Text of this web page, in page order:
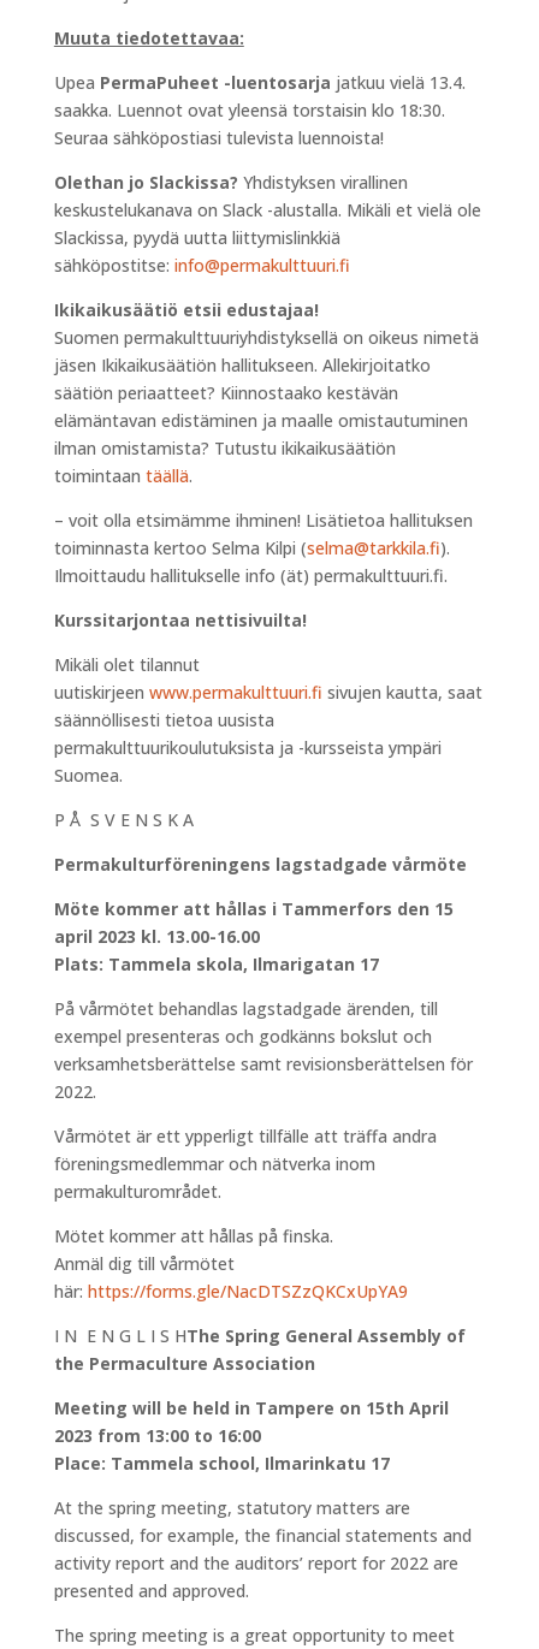
Muuta tiedotettavaa:
Upea PermaPuheet -luentosarja jatkuu vielä 13.4.
saakka. Luennot ovat yleensä torstaisin klo 18:30.
Seuraa sähköpostiasi tulevista luennoista!
Olethan jo Slackissa? Yhdistyksen virallinen
keskustelukanava on Slack -alustalla. Mikäli et vielä ole
Slackissa, pyydä uutta liittymislinkkiä
sähköpostitse: info@permakulttuuri.fi
Ikikaikusäätiö etsii edustajaa!
Suomen permakulttuuriyhdistyksellä on oikeus nimetä
jäsen Ikikaikusäätiön hallitukseen. Allekirjoitatko
säätiön periaatteet? Kiinnostaako kestävän
elämäntavan edistäminen ja maalle omistautuminen
ilman omistamista? Tutustu ikikaikusäätiön
toimintaan täällä.
– voit olla etsimämme ihminen! Lisätietoa hallituksen
toiminnasta kertoo Selma Kilpi (selma@tarkkila.fi).
Ilmoittaudu hallitukselle info (ät) permakulttuuri.fi.
Kurssitarjontaa nettisivuilta!
Mikäli olet tilannut
uutiskirjeen www.permakulttuuri.fi sivujen kautta, saat
säännöllisesti tietoa uusista
permakulttuurikoulutuksista ja -kursseista ympäri
Suomea.
P Å S V E N S K A
Permakulturföreningens lagstadgade vårmöte
Möte kommer att hållas i Tammerfors den 15
april 2023 kl. 13.00-16.00
Plats: Tammela skola, Ilmarigatan 17
På vårmötet behandlas lagstadgade ärenden, till
exempel presenteras och godkänns bokslut och
verksamhetsberättelse samt revisionsberättelsen för
2022.
Vårmötet är ett ypperligt tillfälle att träffa andra
föreningsmedlemmar och nätverka inom
permakulturområdet.
Mötet kommer att hållas på finska.
Anmäl dig till vårmötet
här: https://forms.gle/NacDTSZzQKCxUpYA9
I N E N G L I S HThe Spring General Assembly of
the Permaculture Association
Meeting will be held in Tampere on 15th April
2023 from 13:00 to 16:00
Place: Tammela school, Ilmarinkatu 17
At the spring meeting, statutory matters are
discussed, for example, the financial statements and
activity report and the auditors’ report for 2022 are
presented and approved.
The spring meeting is a great opportunity to meet